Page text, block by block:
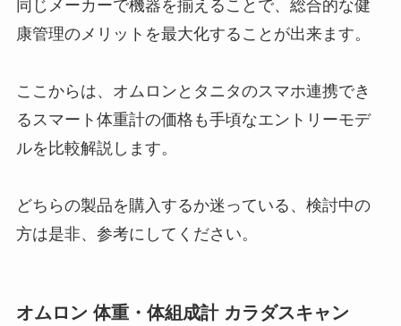
同じメーカーで機器を揃えることで、総合的な健
康管理のメリットを最大化することが出来ます。
ここからは、オムロンとタニタのスマホ連携でき
るスマート体重計の価格も手頃なエントリーモデ
ルを比較解説します。
どちらの製品を購入するか迷っている、検討中の
方は是非、参考にしてください。
オムロン 体重・体組成計 カラダスキャン